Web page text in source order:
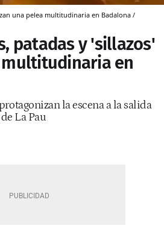
una pelea multitudinaria en Badalona /
patadas y 'sillazos'
en
la escena a la salida
La Pau